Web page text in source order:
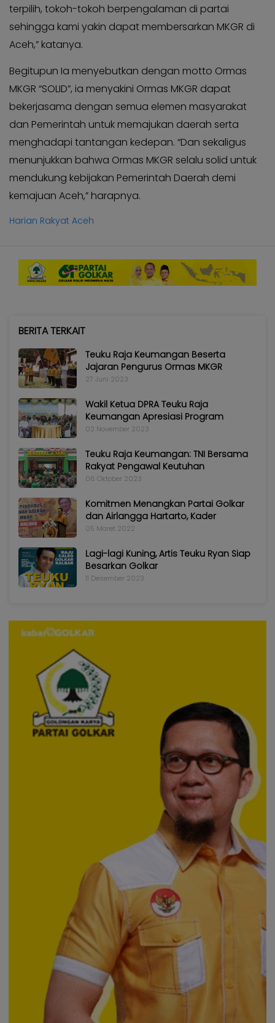
terpilih, tokoh-tokoh berpengalaman di partai
sehingga kami yakin dapat membersarkan MKGR di
Aceh,” katanya.
Begitupun Ia menyebutkan dengan motto Ormas
MKGR “SOLID”, ia menyakini Ormas MKGR dapat
bekerjasama dengan semua elemen masyarakat
dan Pemerintah untuk memajukan daerah serta
menghadapi tantangan kedepan. “Dan sekaligus
menunjukkan bahwa Ormas MKGR selalu solid untuk
mendukung kebijakan Pemerintah Daerah demi
kemajuan Aceh,” harapnya.
Harian Rakyat Aceh
BERITA TERKAIT
Teuku Raja Keumangan Beserta
Jajaran Pengurus Ormas MKGR
27 Juni 2023
Wakil Ketua DPRA Teuku Raja
Keumangan Apresiasi Program
02 November 2023
Teuku Raja Keumangan: TNI Bersama
Rakyat Pengawal Keutuhan
06 Oktober 2023
Komitmen Menangkan Partai Golkar
dan Airlangga Hartarto, Kader
05 Maret 2022
Lagi-lagi Kuning, Artis Teuku Ryan Siap
Besarkan Golkar
11 Desember 2023